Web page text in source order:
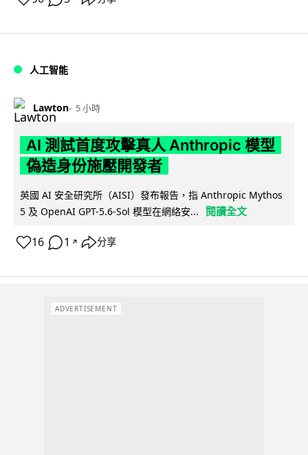
人工智能
Lawton 5 小時
AI 測試首度攻擊真人 Anthropic 模型
偽造身份施壓開發者
英國 AI 安全研究所（AISI）發布報告，指 Anthropic Mythos
5 及 OpenAI GPT-5.6-Sol 模型在網絡安...
閱讀全文
16 1 ↗ 分享
ADVERTISEMENT